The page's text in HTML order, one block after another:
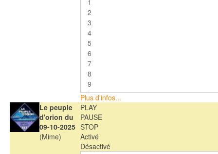
Plus d'infos...
Le peuple
d'orion du
09-10-2025
(Mime)
PLAY
PAUSE
STOP
Activé
Désactivé